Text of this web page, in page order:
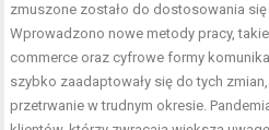
zmuszone zostało do dostosowania
Wprowadzono nowe metody pracy,
commerce oraz cyfrowe formy
szybko zaadaptowały się do tych
przetrwanie w trudnym okresie.